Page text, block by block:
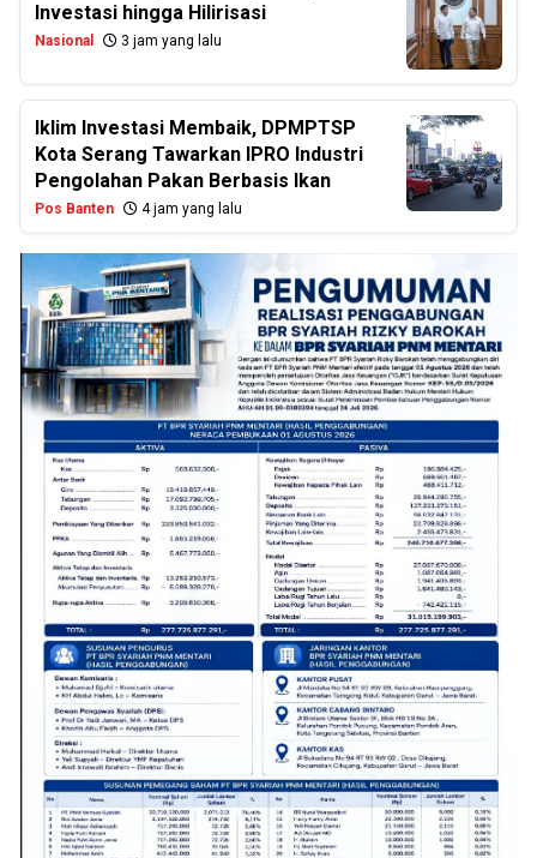
Investasi hingga Hilirisasi
Nasional 3 jam yang lalu
Iklim Investasi Membaik, DPMPTSP
Kota Serang Tawarkan IPRO Industri
Pengolahan Pakan Berbasis Ikan
Pos Banten 4 jam yang lalu